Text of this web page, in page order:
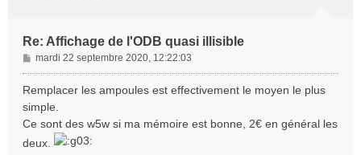
Re: Affichage de l'ODB quasi illisible
M
e
s
g
e
mardi 22 septembre 2020, 12:22:03
Remplacer les ampoules est effectivement le moyen le plus
simple.
Ce sont des w5w si ma mémoire est bonne, 2€ en général les
deux.